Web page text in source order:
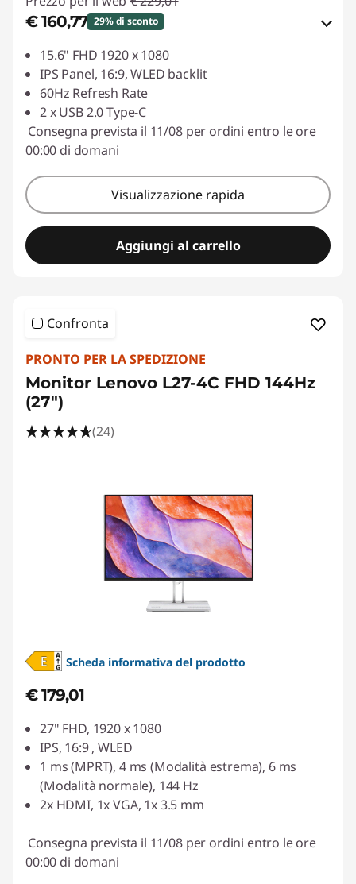
€ 160,77 29% di sconto
Risparmi eCoupon :-€ 68,24
Usa il coupon :LUGLIO
15.6" FHD 1920 x 1080
IPS Panel, 16:9, WLED backlit
60Hz Refresh Rate
2 x USB 2.0 Type-C
Consegna prevista il 11/08 per ordini entro le ore
00:00 di domani
Visualizzazione rapida
Aggiungi al carrello
Confronta
PRONTO PER LA SPEDIZIONE
Monitor Lenovo L27-4C FHD 144Hz
(27")
(24)
Scheda informativa del prodotto
€ 179,01
27" FHD, 1920 x 1080
IPS, 16:9 , WLED
1 ms (MPRT), 4 ms (Modalità estrema), 6 ms
(Modalità normale), 144 Hz
2x HDMI, 1x VGA, 1x 3.5 mm
Consegna prevista il 11/08 per ordini entro le ore
00:00 di domani